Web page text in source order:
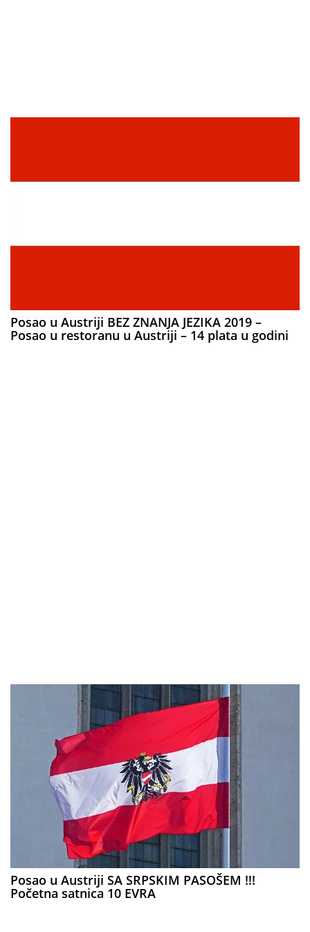
Posao u Austriji BEZ ZNANJA JEZIKA 2019 –
Posao u restoranu u Austriji – 14 plata u godini
Posao u Austriji SA SRPSKIM PASOŠEM !!!
Početna satnica 10 EVRA